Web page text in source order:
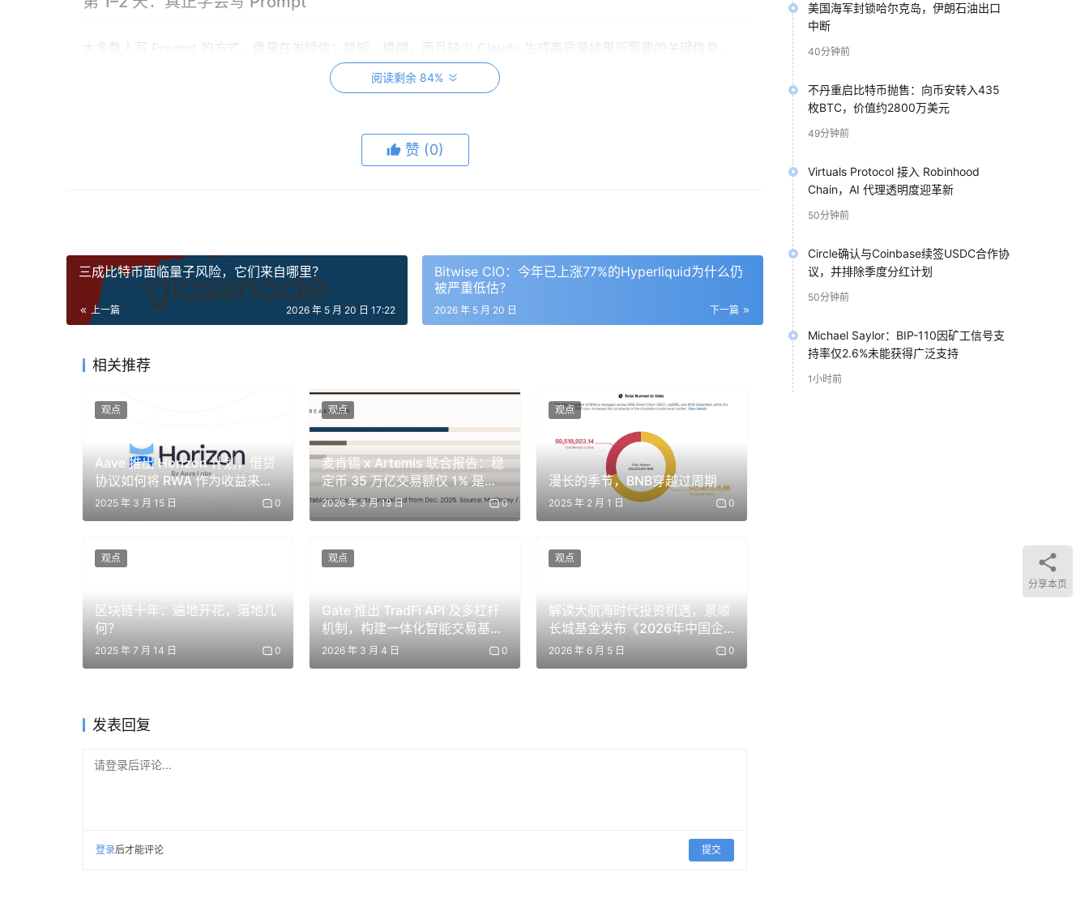
大多数人写 Prompt 的方式，像是在发短信：简短、模糊，而且缺少 Claude 生成高质量结果所需要的关键信息。
一个普通 Prompt 和一个优秀 Prompt 之间的差距，不在于写得多聪明，而在于有没有结构。
任务（Task）：明确说明你想要什么。
「分析这组数据」太模糊。
号」，这才是清晰的任务。
格式（Format）：说明你希望输出长什么样。
是项目符号列表？两页报告？一个段落？一封邮件？如果你不说明，Claude 就会自己猜。而 Claude 的猜测，不一
定符合你的偏好。
限制条件（Constraints）：说明你不想要什么。
比如：「不要使用企业黑话。不要添加免责声明。不要超过 500 字。」
限制条件是去掉那种「AI 味」泛泛而谈内容最快的方法。
用两天时间，在你写的每一个 Prompt 里练习这套框架。到第二天结束时，你会明显感觉 Claude 的输出质量比之前
第 3–4 天：理解上下文窗口
Opus 4.7 和 Sonnet 4.6 在标准 API 中最多支持 20 万 token，部分层级可支持 100 万 token，大约相当于 15 万到
实际使用中的经验是：对于长项目，要把最重要的上下文前置。把关键指令、质量标准和参考资料放在开头，把当前
阅读剩余 84%
赞 (0)
三成比特币面临量子风险，它们来自哪里？
上一篇 2026 年 5 月 20 日 17:22
Bitwise CIO：今年已上涨77%的Hyperliquid为什么仍
被严重低估？
下一篇
2026 年 5 月 20 日
相关推荐
Aave 推出 Horizon 计划，借贷
协议如何将 RWA 作为收益来
源？
2025 年 3 月 15 日 0
观点
麦肯锡 x Artemis 联合报告：稳
定币 35 万亿交易额仅 1% 是真
实支付，C 端使用可忽略不计
2026 年 3 月 19 日 0
观点
漫长的季节，BNB穿越过周期
2025 年 2 月 1 日 0
观点
区块链十年：遍地开花，落地几
何？
2025 年 7 月 14 日 0
观点
Gate 推出 TradFi API 及多杠杆
机制，构建一体化智能交易基础
设施
2026 年 3 月 4 日 0
观点
解读大航海时代投资机遇，景顺
长城基金发布《2026年中国企
业出海报告》
2026 年 6 月 5 日 0
观点
发表回复
请登录后评论...
登录后才能评论 提交
美国海军封锁哈尔克岛，伊朗石油出口
中断
40分钟前
不丹重启比特币抛售：向币安转入435
枚BTC，价值约2800万美元
49分钟前
Virtuals Protocol 接入 Robinhood
Chain，AI 代理透明度迎革新
50分钟前
Circle确认与Coinbase续签USDC合作协
议，并排除季度分红计划
50分钟前
Michael Saylor：BIP-110因矿工信号支
持率仅2.6%未能获得广泛支持
1小时前
分享本页